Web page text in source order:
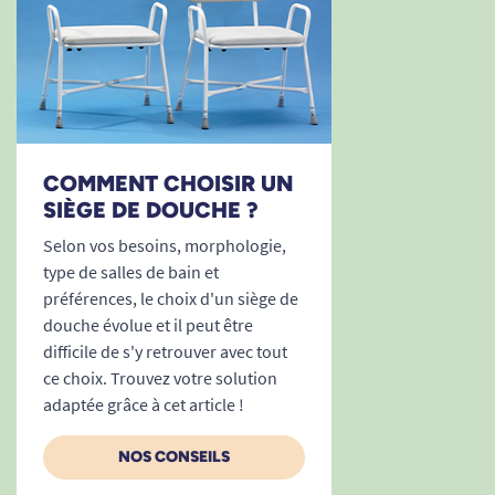
facilement dans un placard si besoin, ou se
transporte aisément dans un coffre de
voiture lors des vacances ou déplacements.
Une discrétion appréciable et un
design intemporel
tabouret de douche Dory s’intègre
naturellement dans toutes les salles de bain,
sans stigmatiser ni rappeler visuellement les
dispositifs médicaux traditionnels. Il valorise
ainsi l’autonomie et la dignité de chaque
utilisateur, tout en remplissant pleinement sa
mission de sécurité.
Idéal en prévention comme en
accompagnement de la perte de
mobilité
COMMENT CHOISIR UN
SIÈGE DE DOUCHE ?
Selon vos besoins, morphologie,
type de salles de bain et
préférences, le choix d'un siège de
douche évolue et il peut être
difficile de s'y retrouver avec tout
ce choix. Trouvez votre solution
adaptée grâce à cet article !
NOS CONSEILS